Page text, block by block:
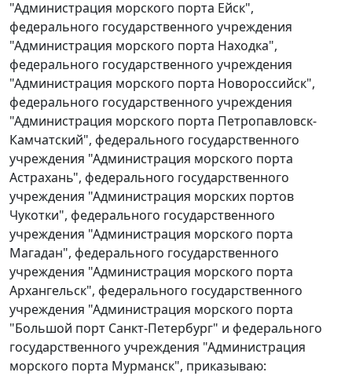
"Администрация морского порта Ейск",
федерального государственного учреждения
"Администрация морского порта Находка",
федерального государственного учреждения
"Администрация морского порта Новороссийск",
федерального государственного учреждения
"Администрация морского порта Петропавловск-
Камчатский", федерального государственного
учреждения "Администрация морского порта
Астрахань", федерального государственного
учреждения "Администрация морских портов
Чукотки", федерального государственного
учреждения "Администрация морского порта
Магадан", федерального государственного
учреждения "Администрация морского порта
Архангельск", федерального государственного
учреждения "Администрация морского порта
"Большой порт Санкт-Петербург" и федерального
государственного учреждения "Администрация
морского порта Мурманск", приказываю: